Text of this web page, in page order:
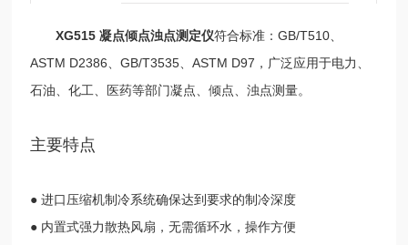
XG515凝点倾点浊点测定仪符合标准：GB/T510、
ASTM D2386、GB/T3535、ASTM D97，广泛应用于电力、
石油、化工、医药等部门凝点、倾点、浊点测量。
主要特点
● 进口压缩机制冷系统确保达到要求的制冷深度
● 内置式强力散热风扇，无需循环水，操作方便